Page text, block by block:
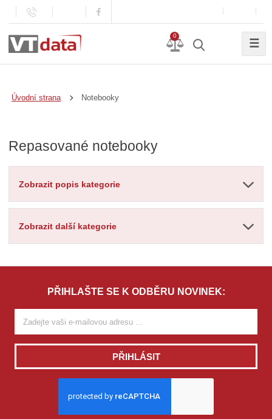
0
☰
Úvodní strana Notebooky
Repasované notebooky
Zobrazit popis kategorie
Zobrazit další kategorie
PŘIHLAŠTE SE K ODBĚRU NOVINEK:
PŘIHLÁSIT